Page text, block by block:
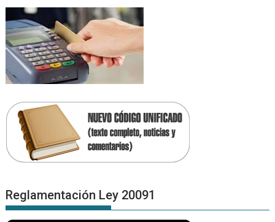
Reglamentación Ley 20091